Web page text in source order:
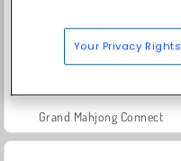
Grand Mahjong Connect
Your Privacy Rights